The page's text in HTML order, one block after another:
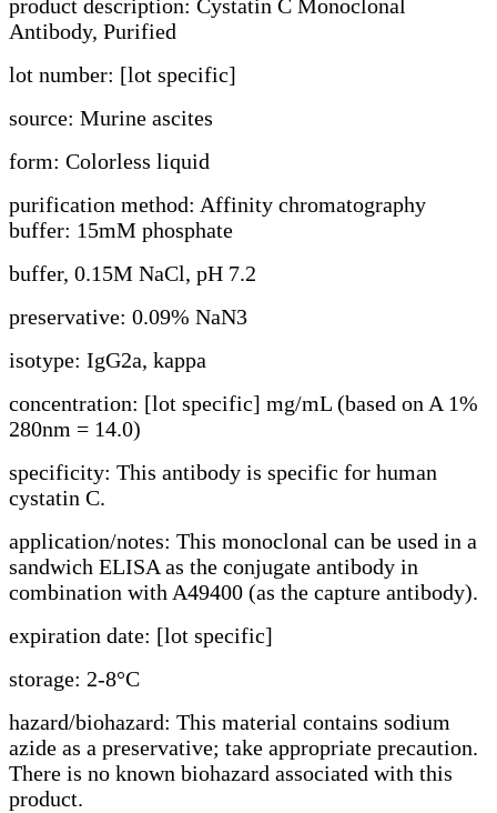
product description: Cystatin C Monoclonal
Antibody, Purified
lot number: [lot specific]
source: Murine ascites
form: Colorless liquid
purification method: Affinity chromatography
buffer: 15mM phosphate
buffer, 0.15M NaCl, pH 7.2
preservative: 0.09% NaN3
isotype: IgG2a, kappa
concentration: [lot specific] mg/mL (based on A 1%
280nm = 14.0)
specificity: This antibody is specific for human
cystatin C.
application/notes: This monoclonal can be used in a
sandwich ELISA as the conjugate antibody in
combination with A49400 (as the capture antibody).
expiration date: [lot specific]
storage: 2-8°C
hazard/biohazard: This material contains sodium
azide as a preservative; take appropriate precaution.
There is no known biohazard associated with this
product.